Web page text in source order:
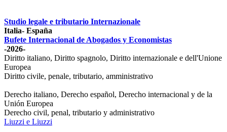
Studio legale e tributario Internazionale
Italia- España
Bufete Internacional de Abogados y Economistas
-2026-
Diritto italiano, Diritto spagnolo, Diritto internazionale e dell'Unione
Europea
Diritto civile, penale, tributario, amministrativo
Derecho italiano, Derecho español, Derecho internacional y de la
Unión Europea
Derecho civil, penal, tributario y administrativo
Liuzzi e Liuzzi